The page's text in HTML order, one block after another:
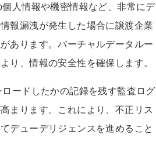
人情報や機密情報など、非常にデ
報漏洩が発生した場合に譲渡企業
あります。バーチャルデータルー
り、情報の安全性を確保します。
ードしたかの記録を残す監査ログ
まります。これにより、不正リス
デューデリジェンスを進めること